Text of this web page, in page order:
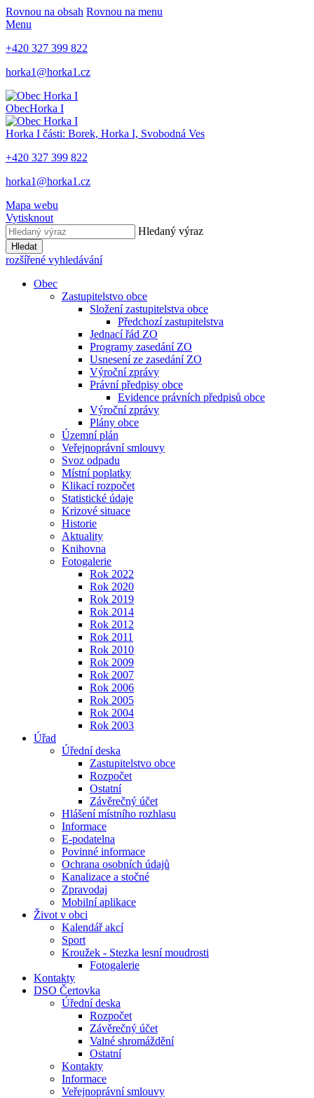
Rovnou na obsah Rovnou na menu
Menu
+420 327 399 822
horka1@horka1.cz
ObecHorka I
Horka I části: Borek, Horka I, Svobodná Ves
+420 327 399 822
horka1@horka1.cz
Mapa webu
Vytisknout
Hledaný výraz
Hledat
rozšířené vyhledávání
Obec
Zastupitelstvo obce
Složení zastupitelstva obce
Předchozí zastupitelstva
Jednací řád ZO
Programy zasedání ZO
Usnesení ze zasedání ZO
Výroční zprávy
Právní předpisy obce
Evidence právních předpisů obce
Výroční zprávy
Plány obce
Územní plán
Veřejnoprávní smlouvy
Svoz odpadu
Místní poplatky
Klikací rozpočet
Statistické údaje
Krizové situace
Historie
Aktuality
Knihovna
Fotogalerie
Rok 2022
Rok 2020
Rok 2019
Rok 2014
Rok 2012
Rok 2011
Rok 2010
Rok 2009
Rok 2007
Rok 2006
Rok 2005
Rok 2004
Rok 2003
Úřad
Úřední deska
Zastupitelstvo obce
Rozpočet
Ostatní
Závěrečný účet
Hlášení místního rozhlasu
Informace
E-podatelna
Povinné informace
Ochrana osobních údajů
Kanalizace a stočné
Zpravodaj
Mobilní aplikace
Život v obci
Kalendář akcí
Sport
Kroužek - Stezka lesní moudrosti
Fotogalerie
Kontakty
DSO Čertovka
Úřední deska
Rozpočet
Závěrečný účet
Valné shromáždění
Ostatní
Kontakty
Informace
Veřejnoprávní smlouvy